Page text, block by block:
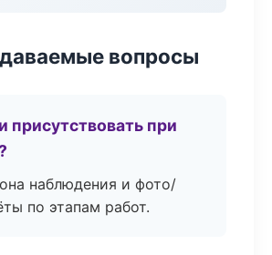
вопросы
присутствовать при
наблюдения и фото/
по этапам работ.